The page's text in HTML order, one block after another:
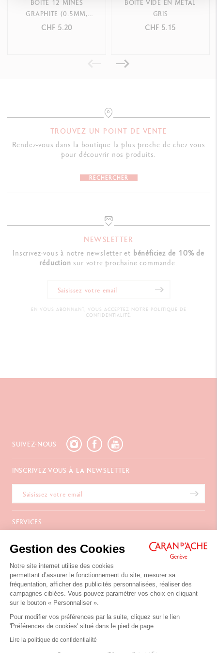
Gestion des Cookies
Notre site internet utilise des cookies
permettant d’assurer le fonctionnement du site, mesurer sa
fréquentation, afficher des publicités personnalisées, réaliser des
campagnes ciblées. Vous pouvez paramétrer vos choix en cliquant
sur le bouton « Personnaliser ».
Pour modifier vos préférences par la suite, cliquez sur le lien
'Préférences de cookies' situé dans le pied de page.
Lire la politique de confidentialité
BOÎTE 12 MINES
GRAPHITE (0.5MM,
0.7MM)
CHF 5.20
BOÎTE VIDE EN MÉTAL
GRIS
CHF 5.15
TROUVEZ UN POINT DE VENTE
Rendez-vous dans la boutique la plus proche de chez vous
pour découvrir nos produits.
RECHERCHER
NEWSLETTER
Inscrivez-vous à notre newsletter et bénéficiez de 10% de
réduction sur votre prochaine commande.
EN VOUS ABONNANT, VOUS ACCEPTEZ NOTRE POLITIQUE DE
CONFIDENTIALITÉ.
SUIVEZ-NOUS
INSCRIVEZ-VOUS À LA NEWSLETTER
SERVICES
Paiements
Retours
Emballages Cadeaux
Cadeaux d'affaires
Extension de garantie
A PROPOS
FAQ
La Maison
Points de vente
Inspiration
Carrières
NOUS CONTACTER
Chemin du Foron 19
Po Box 332
CH-1226 Thônex-Genève
Suisse
+41 (0)848 558 558
Protection des données